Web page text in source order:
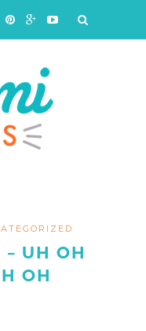
UH OH
OH